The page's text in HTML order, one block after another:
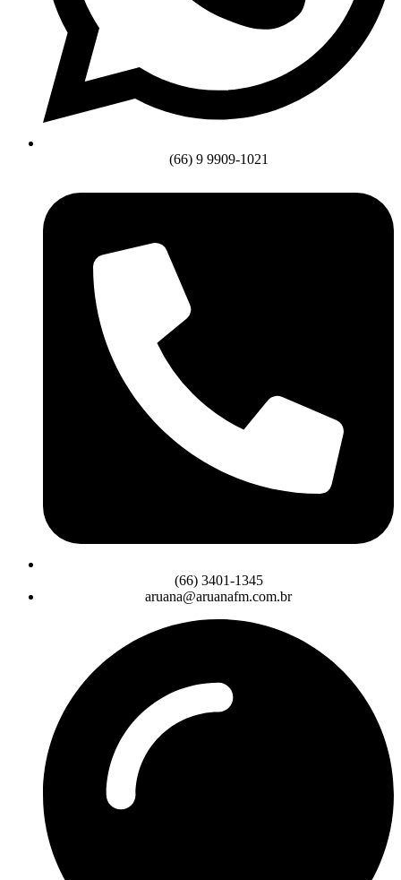
(66) 9 9909-1021
(66) 3401-1345
aruana@aruanafm.com.br